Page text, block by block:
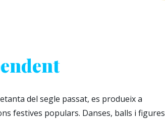
del segle passat, es produeix a
festives populars. Danses, balls i figures